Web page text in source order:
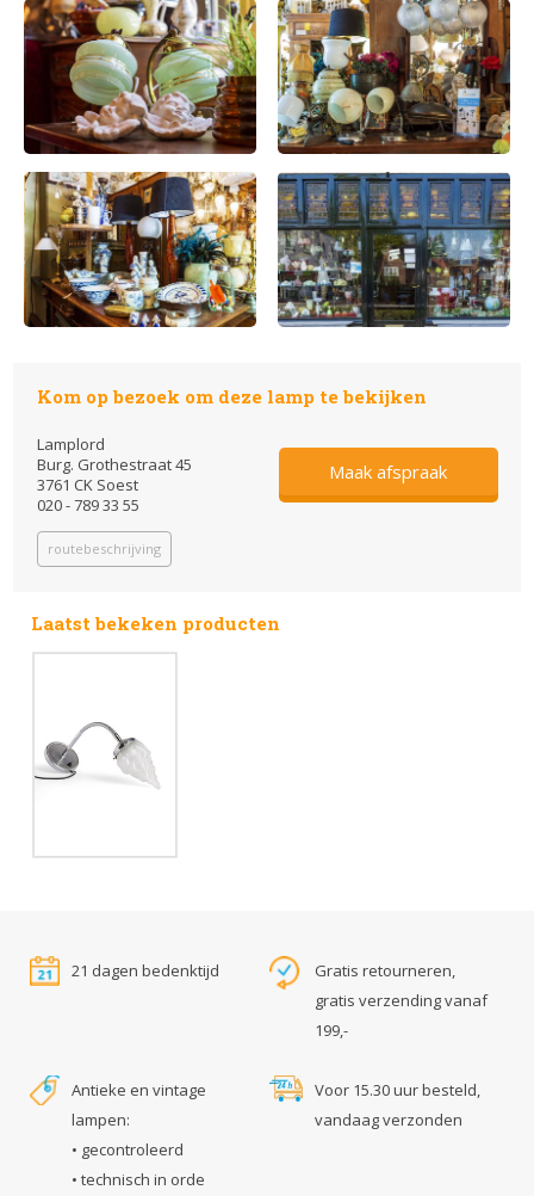
Kom op bezoek om deze lamp te bekijken
Lamplord
Burg. Grothestraat 45
3761 CK Soest
020 - 789 33 55
routebeschrijving
Maak afspraak
Laatst bekeken producten
21 dagen bedenktijd
Gratis retourneren,
gratis verzending vanaf
199,-
Antieke en vintage
lampen:
• gecontroleerd
• technisch in orde
Voor 15.30 uur besteld,
vandaag verzonden